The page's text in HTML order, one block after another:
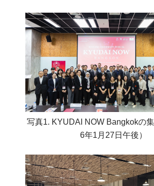
写真1. KYUDAI NOW Bangkokの
6年1月27日午後）